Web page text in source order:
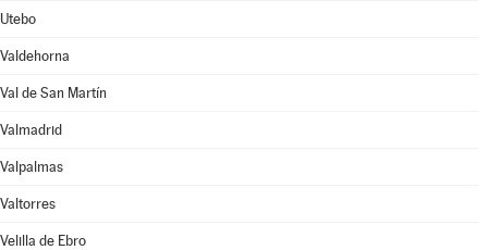
Utebo
Valdehorna
Val de San Martín
Valmadrid
Valpalmas
Valtorres
Velilla de Ebro